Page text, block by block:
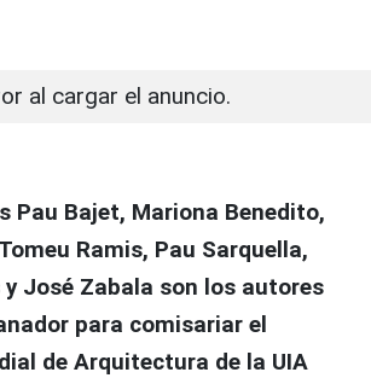
al cargar el anuncio.
Pau Bajet, Mariona Benedito,
Ramis, Pau Sarquella,
y José Zabala son los autores
para comisariar el
de Arquitectura de la UIA